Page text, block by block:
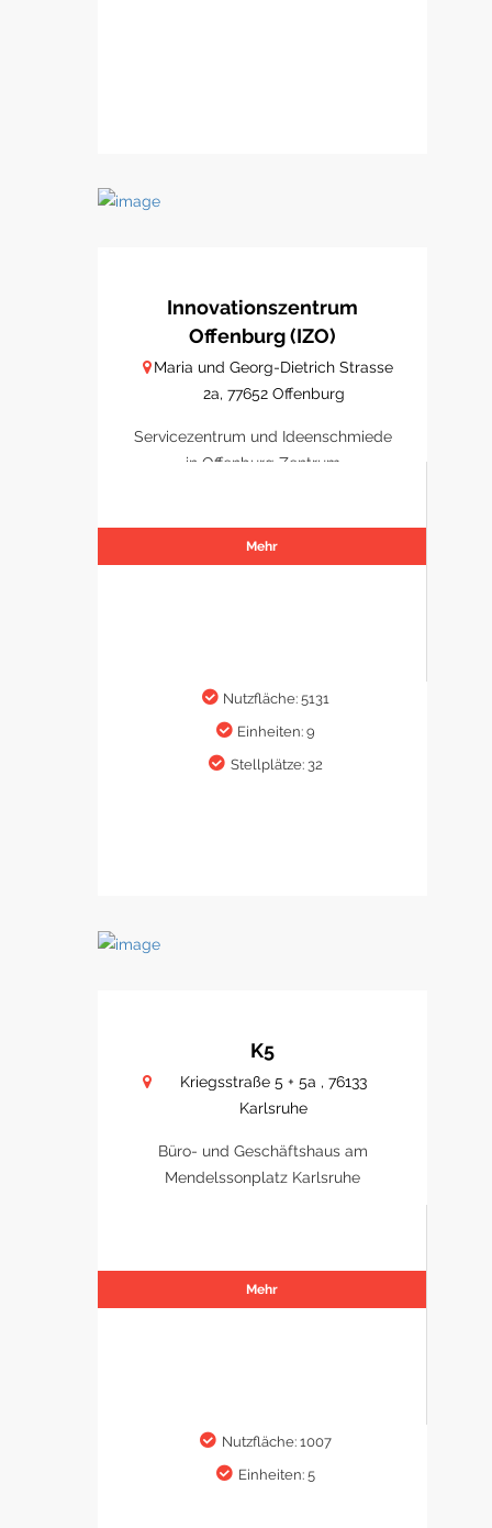
Innovationszentrum
Offenburg (IZO)
Maria und Georg-Dietrich Strasse
2a, 77652 Offenburg
Servicezentrum und Ideenschmiede
in Offenburg Zentrum
Mehr
Nutzfläche: 5131
Einheiten: 9
Stellplätze: 32
K5
Kriegsstraße 5 + 5a , 76133
Karlsruhe
Büro- und Geschäftshaus am
Mendelssonplatz Karlsruhe
Mehr
Nutzfläche: 1007
Einheiten: 5